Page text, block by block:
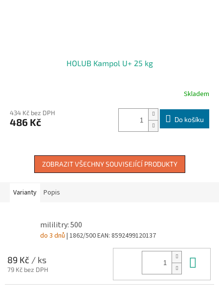
HOLUB Kampol U+ 25 kg
Skladem
434 Kč bez DPH
486 Kč Do košíku
ZOBRAZIT VŠECHNY SOUVISEJÍCÍ PRODUKTY
Varianty Popis
mililitry: 500
do 3 dnů | 1862/500EAN: 8592499120137
89 Kč / ks
79 Kč bez DPH